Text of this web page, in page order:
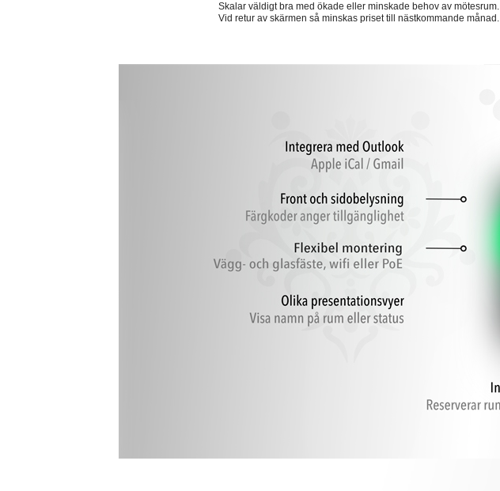
Skalar väldigt bra med ökade eller minskade behov av mötesrum.
Vid retur av skärmen så minskas priset till nästkommande månad.